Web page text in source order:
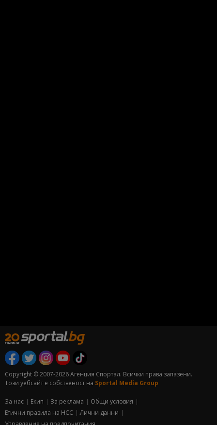
Copyright © 2007-2026 Агенция Спортал. Всички права запазени.
Този уебсайт е собственост на Sportal Media Group
За нас Екип За рекламa
Общи условия
Етични правила на НСС
Лични данни